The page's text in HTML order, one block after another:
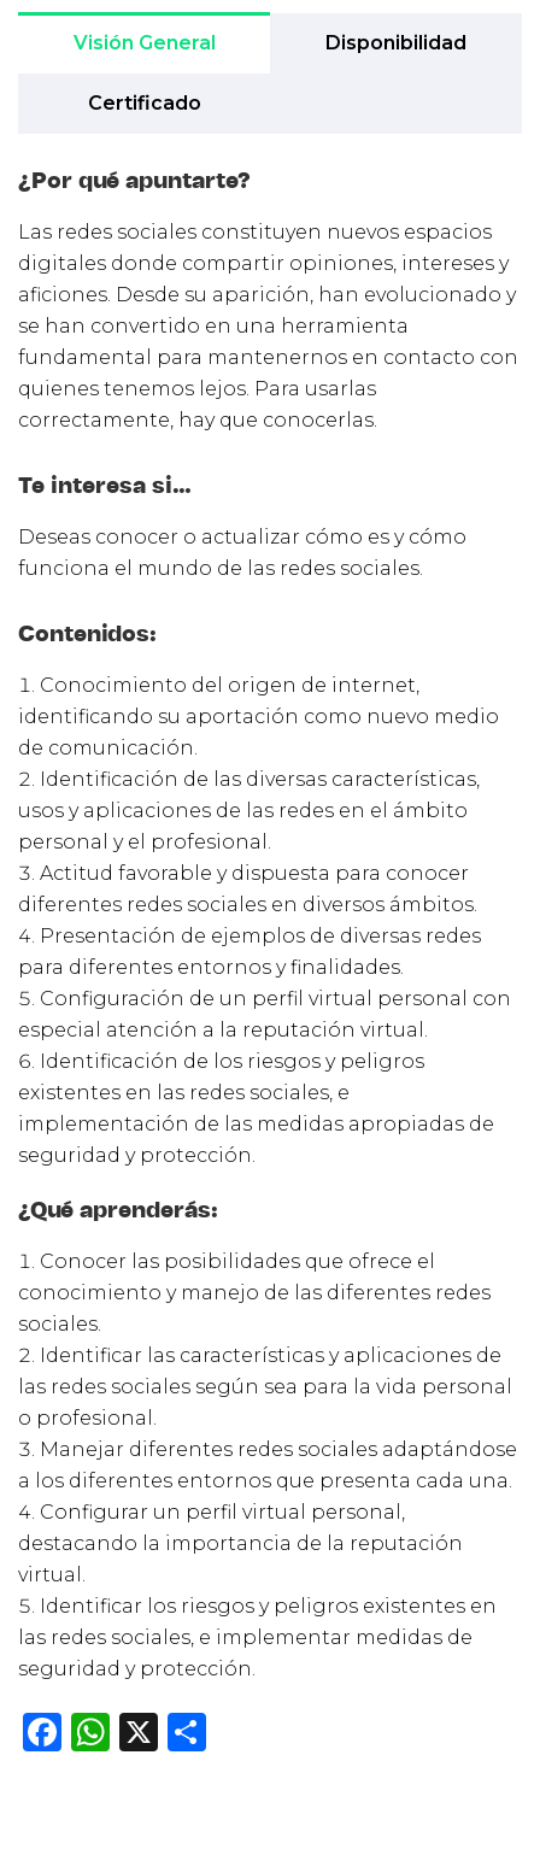
Visión General Disponibilidad
Certificado
¿Por qué apuntarte?
Las redes sociales constituyen nuevos espacios
digitales donde compartir opiniones, intereses y
aficiones. Desde su aparición, han evolucionado y
se han convertido en una herramienta
fundamental para mantenernos en contacto con
quienes tenemos lejos. Para usarlas
correctamente, hay que conocerlas.
Te interesa si…
Deseas conocer o actualizar cómo es y cómo
funciona el mundo de las redes sociales.
Contenidos:
Conocimiento del origen de internet,
identificando su aportación como nuevo medio
de comunicación.
Identificación de las diversas características,
usos y aplicaciones de las redes en el ámbito
personal y el profesional.
Actitud favorable y dispuesta para conocer
diferentes redes sociales en diversos ámbitos.
Presentación de ejemplos de diversas redes
para diferentes entornos y finalidades.
Configuración de un perfil virtual personal con
especial atención a la reputación virtual.
Identificación de los riesgos y peligros
existentes en las redes sociales, e
implementación de las medidas apropiadas de
seguridad y protección.
¿Qué aprenderás:
Conocer las posibilidades que ofrece el
conocimiento y manejo de las diferentes redes
sociales.
Identificar las características y aplicaciones de
las redes sociales según sea para la vida personal
o profesional.
Manejar diferentes redes sociales adaptándose
a los diferentes entornos que presenta cada una.
Configurar un perfil virtual personal,
destacando la importancia de la reputación
virtual.
Identificar los riesgos y peligros existentes en
las redes sociales, e implementar medidas de
seguridad y protección.
Facebook
WhatsApp
X